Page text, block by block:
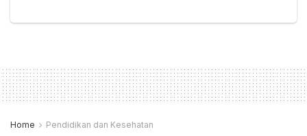
Home Pendidikan dan Kesehatan